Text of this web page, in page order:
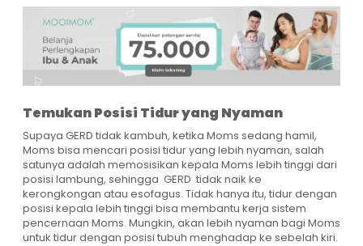
Temukan Posisi Tidur yang Nyaman
Supaya GERD tidak kambuh, ketika Moms sedang hamil,
Moms bisa mencari posisi tidur yang lebih nyaman, salah
satunya adalah memosisikan kepala Moms lebih tinggi dari
posisi lambung, sehingga GERD tidak naik ke
kerongkongan atau esofagus. Tidak hanya itu, tidur dengan
posisi kepala lebih tinggi bisa membantu kerja sistem
pencernaan Moms. Mungkin, akan lebih nyaman bagi Moms
untuk tidur dengan posisi tubuh menghadap ke sebelah kiri.